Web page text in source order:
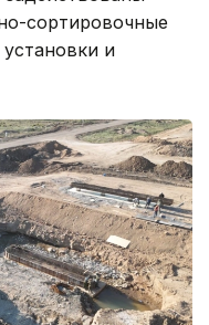
сортировочные
и